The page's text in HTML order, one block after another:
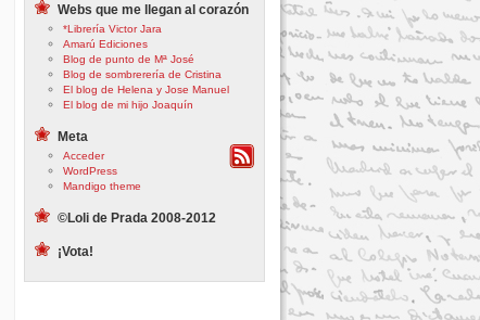
Webs que me llegan al corazón
*Librería Victor Jara
Amarú Ediciones
Blog de punto de Mª José
Blog de sombrerería de Cristina
El blog de Helena y Jose Manuel
El blog de mi hijo Joaquín
Meta
Acceder
WordPress
Mandigo theme
©Loli de Prada 2008-2012
¡Vota!